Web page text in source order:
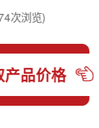
次浏览)
产品价格